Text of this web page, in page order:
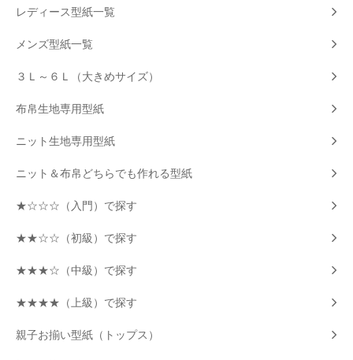
レディース型紙一覧
メンズ型紙一覧
３Ｌ～６Ｌ（大きめサイズ）
布帛生地専用型紙
ニット生地専用型紙
ニット＆布帛どちらでも作れる型紙
★☆☆☆（入門）で探す
★★☆☆（初級）で探す
★★★☆（中級）で探す
★★★★（上級）で探す
親子お揃い型紙（トップス）